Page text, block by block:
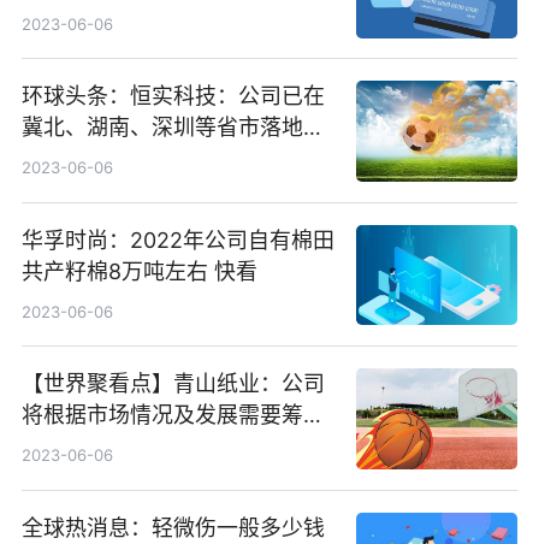
时_全球消息
2023-06-06
环球头条：恒实科技：公司已在
冀北、湖南、深圳等省市落地实
施了虚拟电厂建设项目
2023-06-06
华孚时尚：2022年公司自有棉田
共产籽棉8万吨左右 快看
2023-06-06
【世界聚看点】青山纸业：公司
将根据市场情况及发展需要筹划
产能扩张及进一步布局
2023-06-06
全球热消息：轻微伤一般多少钱